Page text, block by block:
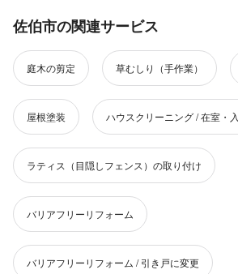
佐伯市の関連サービス
庭木の剪定 草むしり（手作業）
屋根塗装 ハウスクリーニング / 在室・
ラティス（目隠しフェンス）の取り付け
バリアフリーリフォーム
バリアフリーリフォーム / 引き戸に変更